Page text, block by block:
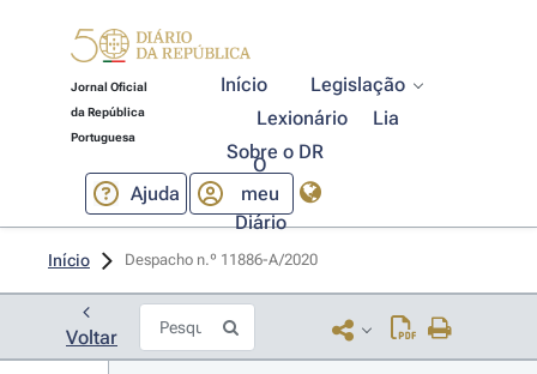
Jornal Oficial
da República
Portuguesa
Início
Legislação
Lexionário
Lia
Sobre o DR
Ajuda
O
meu
Diário
Início Despacho n.º 11886-A/2020
Voltar